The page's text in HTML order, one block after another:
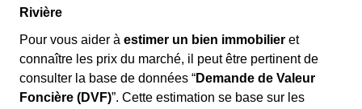
Rivière
Pour vous aider à estimer un bien immobilier et
connaître les prix du marché, il peut être pertinent de
consulter la base de données “Demande de Valeur
Foncière (DVF)”. Cette estimation se base sur les